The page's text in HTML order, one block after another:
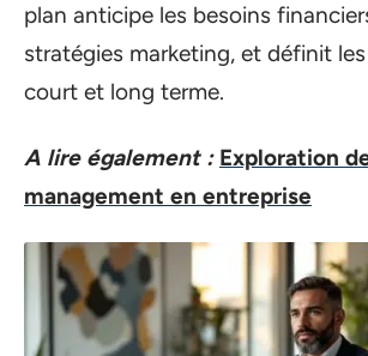
plan anticipe les besoins
stratégies marketing, et définit
court et long terme.
A lire également : Exploration
management en entreprise